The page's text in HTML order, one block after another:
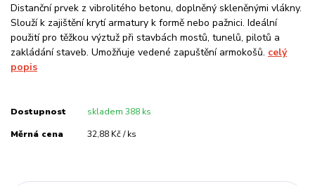
Distanční prvek z vibrolitého betonu, doplněný skleněnými vlákny.
Slouží k zajištění krytí armatury k formě nebo pažnici. Ideální
použití pro těžkou výztuž při stavbách mostů, tunelů, pilotů a
zakládání staveb. Umožňuje vedené zapuštění armokošů. celý
popis
Dostupnost skladem 388 ks
Měrná cena 32,88 Kč / ks